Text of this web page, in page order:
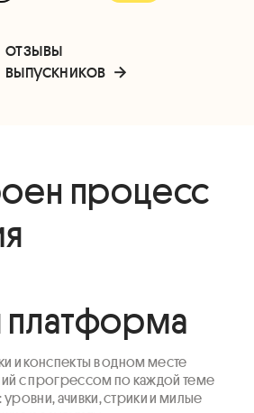
отзывы
выпускников
процесс
платформа
и конспекты в одном месте
с прогрессом по каждой теме
уровни, ачивки, стрики и милые